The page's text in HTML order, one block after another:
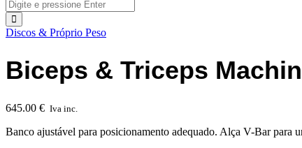
Discos & Próprio Peso
Biceps & Triceps
645.00 € Iva inc.
Banco ajustável para posicionamento adequado. Alça V-Bar para